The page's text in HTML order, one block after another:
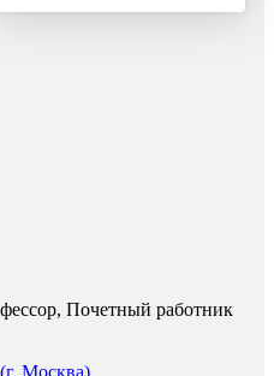
Почетный работник
Москва)